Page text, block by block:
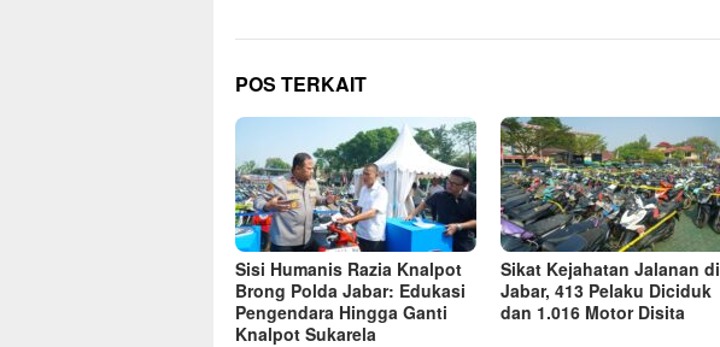
POS TERKAIT
Sisi Humanis Razia Knalpot
Brong Polda Jabar: Edukasi
Pengendara Hingga Ganti
Knalpot Sukarela
Sikat Kejahatan Jalanan di
Jabar, 413 Pelaku Diciduk
dan 1.016 Motor Disita